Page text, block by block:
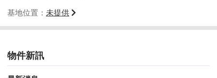
基地位置
未提供
物件新訊